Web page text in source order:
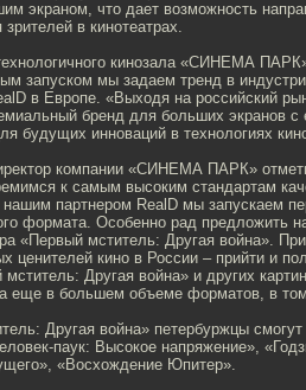
экраном, что дает возможность
в кинотеатрах.
кинозала «СИНЕМА
запуском мы задаем тренд в
в Европе. «Выходя на российский
бренд для больших экранов с
будущих инноваций в технологиях
компании «СИНЕМА ПАРК»
к самым высоким стандартам
нашим партнером RealD мы запускаем
формата. Особенно рад предложить
«Первый мститель: Другая война».
ценителей кино в России – прийти и
Другая война» и других
еще в большем объеме форматов, в
Другая война» петербуржцы
паук: Высокое напряжение»,
«Восхождение Юпитер».